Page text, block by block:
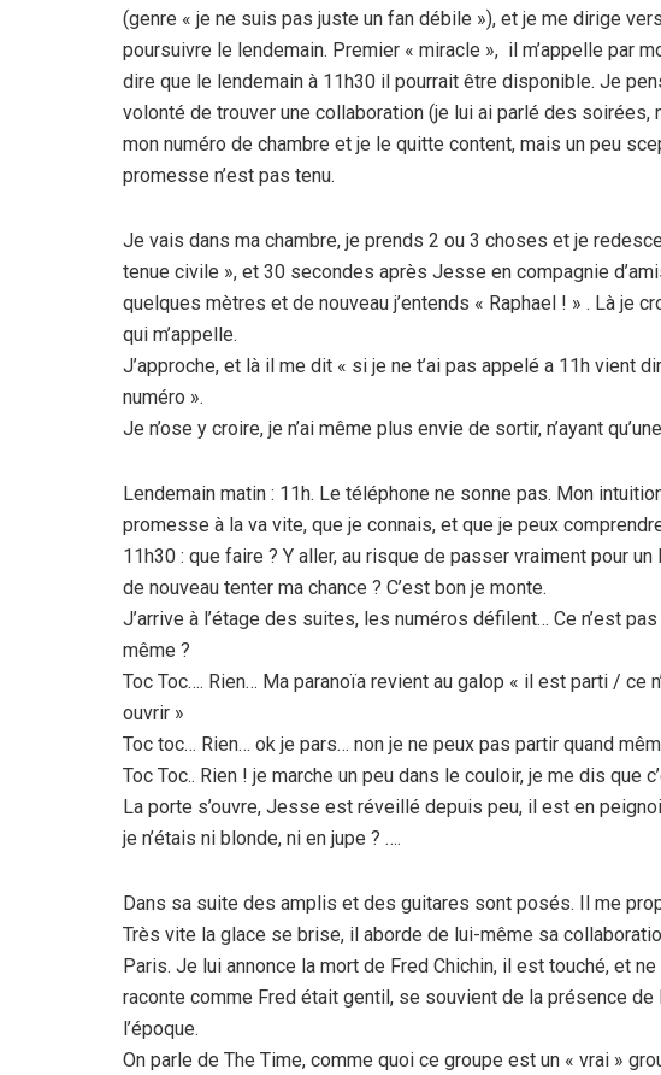
(genre « je ne suis pas juste un fan débile »), et je me dirige
poursuivre le lendemain. Premier « miracle », il m’appelle par
dire que le lendemain à 11h30 il pourrait être disponible. Je
volonté de trouver une collaboration (je lui ai parlé des soirées,
mon numéro de chambre et je le quitte content, mais un peu
promesse n’est pas tenu.
Je vais dans ma chambre, je prends 2 ou 3 choses et je
tenue civile », et 30 secondes après Jesse en compagnie
quelques mètres et de nouveau j’entends « Raphael ! » . Là je
qui m’appelle.
J’approche, et là il me dit « si je ne t’ai pas appelé a 11h vient
numéro ».
Je n’ose y croire, je n’ai même plus envie de sortir, n’ayant
Lendemain matin : 11h. Le téléphone ne sonne pas. Mon
promesse à la va vite, que je connais, et que je peux
11h30 : que faire ? Y aller, au risque de passer vraiment pour
de nouveau tenter ma chance ? C’est bon je monte.
J’arrive à l’étage des suites, les numéros défilent… Ce n’est
même ?
Toc Toc…. Rien… Ma paranoïa revient au galop « il est parti / ce
ouvrir »
Toc toc… Rien… ok je pars… non je ne peux pas partir quand
Toc Toc.. Rien ! je marche un peu dans le couloir, je me dis que
La porte s’ouvre, Jesse est réveillé depuis peu, il est en
je n’étais ni blonde, ni en jupe ? ….
Dans sa suite des amplis et des guitares sont posés. Il me
Très vite la glace se brise, il aborde de lui-même sa
Paris. Je lui annonce la mort de Fred Chichin, il est touché, et
raconte comme Fred était gentil, se souvient de la présence
l’époque.
On parle de The Time, comme quoi ce groupe est un « vrai »